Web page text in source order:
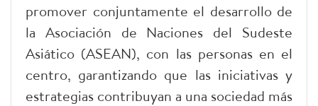
promover conjuntamente el desarrollo de
la Asociación de Naciones del Sudeste
Asiático (ASEAN), con las personas en el
centro, garantizando que las iniciativas y
estrategias contribuyan a una sociedad más